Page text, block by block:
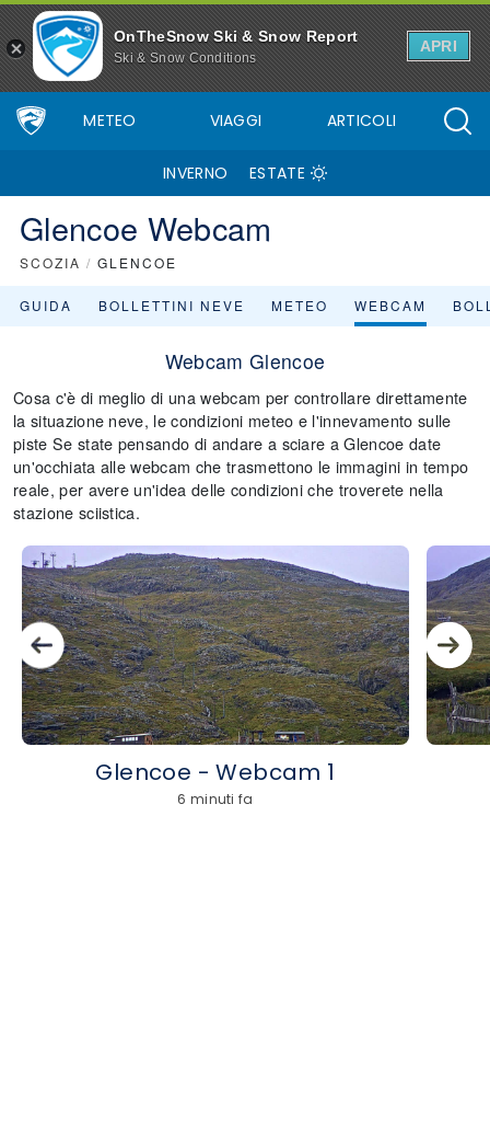
OnTheSnow Ski & Snow Report
Ski & Snow Conditions
APRI
METEO VIAGGI ARTICOLI
INVERNO ESTATE
Glencoe Webcam
SCOZIA / GLENCOE
GUIDA BOLLETTINI NEVE METEO WEBCAM
Webcam Glencoe
Cosa c'è di meglio di una webcam per controllare direttamente
la situazione neve, le condizioni meteo e l'innevamento sulle
piste Se state pensando di andare a sciare a Glencoe date
un'occhiata alle webcam che trasmettono le immagini in tempo
reale, per avere un'idea delle condizioni che troverete nella
stazione sciistica.
Glencoe - Webcam 1
6 minuti fa